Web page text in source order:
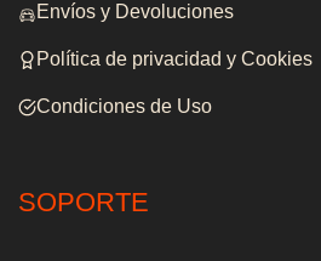
Envíos y Devoluciones
Política de privacidad y Cookies
Condiciones de Uso
SOPORTE